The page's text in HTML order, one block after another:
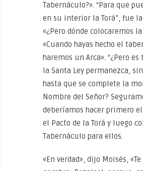
Tabernáculo?». “Para que
en su interior la Torá”, fue
«¿Pero dónde colocaremos la
«Cuando hayas hecho el
haremos un Arca». “¿Pero
la Santa Ley permanezca,
hasta que se complete la
Nombre del Señor?
deberíamos hacer primero el
el Pacto de la Torá y luego
Tabernáculo para ellos.
«En verdad», dijo Moisés,